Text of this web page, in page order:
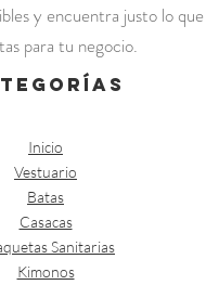
y encuentra justo lo que
para tu negocio.
Inicio
Vestuario
Batas
Casacas
Sanitarias
Kimonos